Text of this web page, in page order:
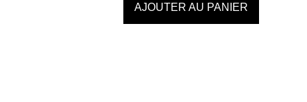
AJOUTER AU PANIER